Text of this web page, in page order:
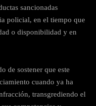
sancionadas
policial, en el tiempo que
o disponibilidad y en
de sostener que este
cuando ya ha
transgrediendo el